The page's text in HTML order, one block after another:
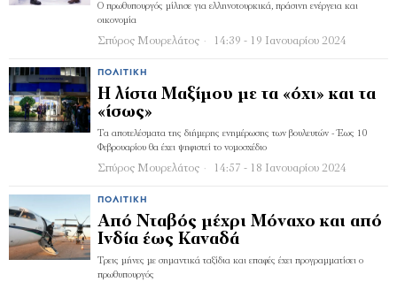
Ο πρωθυπουργός μίλησε για ελληνοτουρκικά, πράσινη ενέργεια και
οικονομία
Σπύρος Μουρελάτος 14:39 - 19 Ιανουαρίου 2024
ΠΟΛΙΤΙΚΉ
Η λίστα Μαξίμου με τα «όχι» και τα
«ίσως»
Τα αποτελέσματα της διήμερης ενημέρωσης των βουλευτών - Έως 10
Φεβρουαρίου θα έχει ψηφιστεί το νομοσχέδιο
Σπύρος Μουρελάτος 14:57 - 18 Ιανουαρίου 2024
ΠΟΛΙΤΙΚΉ
Από Νταβός μέχρι Μόναχο και από
Ινδία έως Καναδά
Τρεις μήνες με σημαντικά ταξίδια και επαφές έχει προγραμματίσει ο
πρωθυπουργός